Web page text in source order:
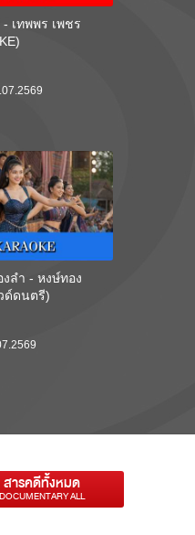
เทพพร เพชร
ลำ - หงษ์ทอง
ด์ดนตรี)
สารคดีทั้งหมด
DOCUMENTARY ALL